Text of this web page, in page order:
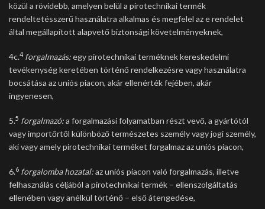
közül a rövidebb, amelyen belül a pirotechnikai termék
rendeltetésszerű használatra alkalmas és megfelel az e rendelet
által megállapított alapvető biztonsági követelményeknek,
4c.4 forgalmazás:egy pirotechnikai terméknek kereskedelmi
tevékenység keretében történő rendelkezésre vagy használatra
bocsátása az uniós piacon, akár ellenérték fejében, akár
ingyenesen,
5.5 forgalmazó:a forgalmazási folyamatban részt vevő, a gyártótól
vagy importőrtől különböző természetes személy vagy jogi személy,
aki vagy amely pirotechnikai terméket forgalmaz az uniós piacon,
6.6 forgalomba hozatal:az uniós piacon való forgalmazás, illetve
felhasználás céljából a pirotechnikai termék – ellenszolgáltatás
ellenében vagy anélkül történő – első átengedése,